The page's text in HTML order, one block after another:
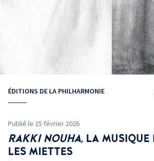
ÉDITIONS DE LA PHILHARMONIE
Publié le 25 février 2026
RAKKI NOUHA, LA MUSIQUE
LES MIETTES